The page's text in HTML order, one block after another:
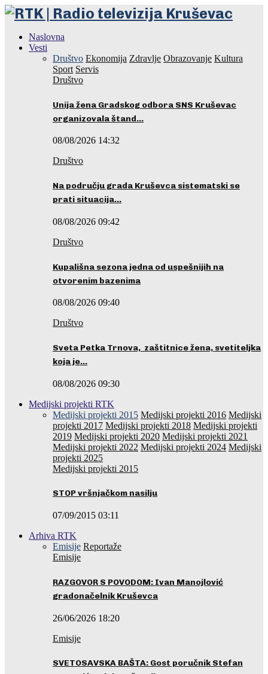
Naslovna
Vesti
Društvo Ekonomija Zdravlje Obrazovanje Kultura
Sport Servis
Društvo
Unija žena Gradskog odbora SNS Kruševac
organizovala štand…
08/08/2026 14:32
Društvo
Na području grada Kruševca sistematski se
prati situacija…
08/08/2026 09:42
Društvo
Kupališna sezona jedna od uspešnijih na
otvorenim bazenima
08/08/2026 09:40
Društvo
Sveta Petka Trnova, zaštitnice žena, svetiteljka
koja je…
08/08/2026 09:30
Medijski projekti RTK
Medijski projekti 2015 Medijski projekti 2016 Medijski
projekti 2017 Medijski projekti 2018 Medijski projekti
2019 Medijski projekti 2020 Medijski projekti 2021
Medijski projekti 2022 Medijski projekti 2024 Medijski
projekti 2025
Medijski projekti 2015
STOP vršnjačkom nasilju
07/09/2015 03:11
Arhiva RTK
Emisije Reportaže
Emisije
RAZGOVOR S POVODOM: Ivan Manojlović
gradonačelnik Kruševca
26/06/2026 18:20
Emisije
SVETOSAVSKA BAŠTA: Gost poručnik Stefan